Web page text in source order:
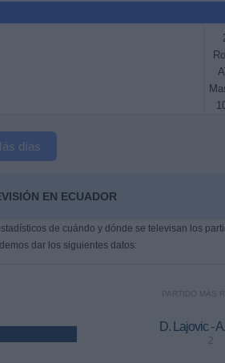
días
EN ECUADOR
de cuándo y dónde se televisan los
dar los siguientes datos:
PARTIDO MÁS
D. Lajovic -
2